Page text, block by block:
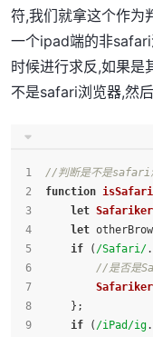
符,我们就拿这个作为
一个ipad端的非
时候进行求反,如果是
不是safari浏览器,然
//判断是不是safari
function isSafari
let
let
if ( /Safari/.
//是否是
    };
if ( /iPad/ig.